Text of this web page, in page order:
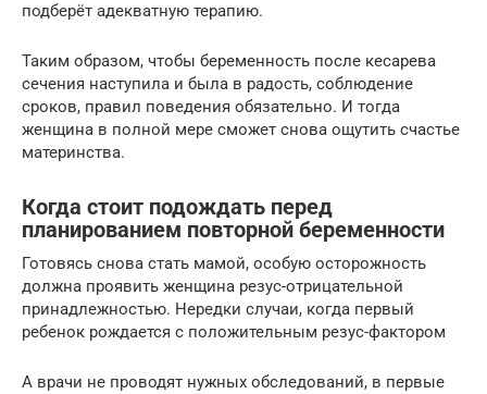
подберёт адекватную терапию.
Таким образом, чтобы беременность после кесарева
сечения наступила и была в радость, соблюдение
сроков, правил поведения обязательно. И тогда
женщина в полной мере сможет снова ощутить счастье
материнства.
Когда стоит подождать перед
планированием повторной беременности
Готовясь снова стать мамой, особую осторожность
должна проявить женщина резус-отрицательной
принадлежностью. Нередки случаи, когда первый
ребенок рождается с положительным резус-фактором
А врачи не проводят нужных обследований, в первые